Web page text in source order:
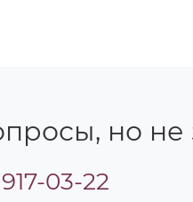
но не
03-22